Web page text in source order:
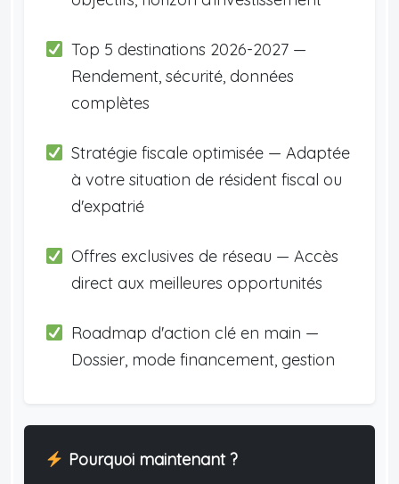
Top 5 destinations 2026-2027 —
Rendement, sécurité, données
complètes
Stratégie fiscale optimisée — Adaptée
à votre situation de résident fiscal ou
d'expatrié
Offres exclusives de réseau — Accès
direct aux meilleures opportunités
Roadmap d'action clé en main —
Dossier, mode financement, gestion
Pourquoi maintenant ?